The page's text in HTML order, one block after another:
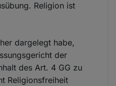
Religion ist
dargelegt habe,
der
des Art. 4 GG zu
Religionsfreiheit